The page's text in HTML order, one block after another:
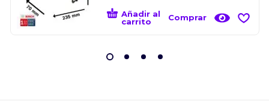
Añadir al
carrito
Comprar